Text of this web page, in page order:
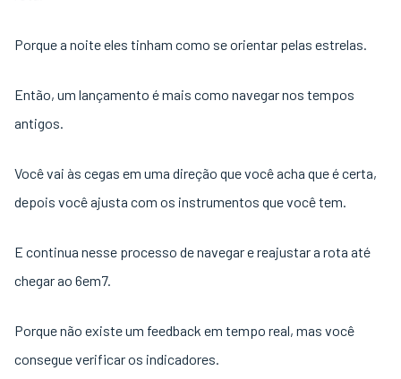
Porque a noite eles tinham como se orientar pelas estrelas.
Então, um lançamento é mais como navegar nos tempos
antigos.
Você vai às cegas em uma direção que você acha que é certa,
depois você ajusta com os instrumentos que você tem.
E continua nesse processo de navegar e reajustar a rota até
chegar ao 6em7.
Porque não existe um feedback em tempo real, mas você
consegue verificar os indicadores.